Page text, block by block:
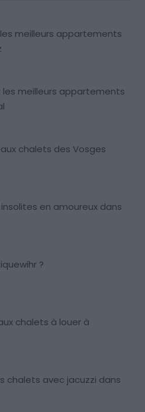
meilleurs appartements
les meilleurs appartements
chalets des Vosges
en amoureux dans
?
chalets à louer à
chalets avec jacuzzi dans